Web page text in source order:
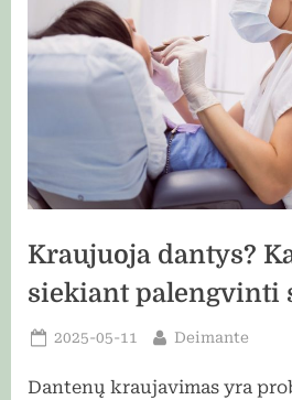
Kraujuoja dantys?
siekiant palengvinti
Posted
2025-05-11 By
Deimante
Dantenų kraujavimas yra